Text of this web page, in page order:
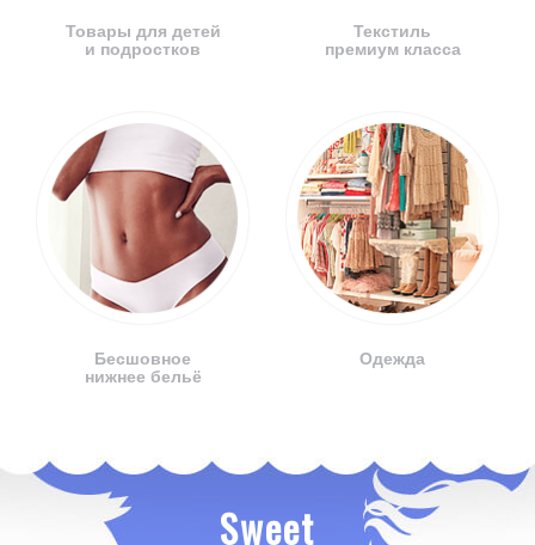
Товары для детей
и подростков
Бесшовное
нижнее бельё
Текстиль
премиум класса
Одежда
Sweet